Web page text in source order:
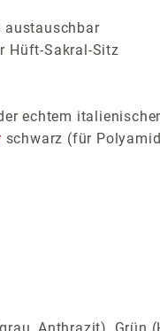
austauschbar
Hüft-Sakral-Sitz
echtem
schwarz (für